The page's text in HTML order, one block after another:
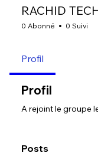
RACHID
0 Abonné 0 Suivi
Profil
Profil
A rejoint le groupe
Posts